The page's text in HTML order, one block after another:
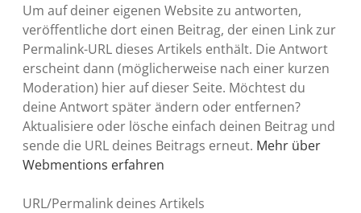
Um auf deiner eigenen Website zu antworten,
veröffentliche dort einen Beitrag, der einen Link zur
Permalink-URL dieses Artikels enthält. Die Antwort
erscheint dann (möglicherweise nach einer kurzen
Moderation) hier auf dieser Seite. Möchtest du
deine Antwort später ändern oder entfernen?
Aktualisiere oder lösche einfach deinen Beitrag und
sende die URL deines Beitrags erneut. Mehr über
Webmentions erfahren
URL/Permalink deines Artikels